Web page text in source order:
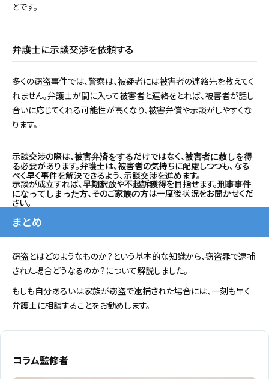
とです。
弁護士に示談交渉を依頼する
多くの窃盗事件では、警察は、被疑者には被害者の連絡先を教えてく
れません。弁護士が間に入って被害者と連絡をとれば、被害者が話し
合いに応じてくれる可能性が高くなり、被害弁償や示談がしやすくな
ります。
示談交渉の際は、被害弁済をするだけではなく、被害者に赦しを得
る必要があります。弁護士は、被害者の気持ちに配慮しつつも、なる
べく早く事件を解決できるよう、示談交渉を進めます。
示談が成立すれば、早期釈放や不起訴獲得を目指せます。刑事事件
になってしまった方、そのご家族の方は一度後状況をお聞かせくだ
さい。
まとめ
窃盗とはどのようなものか？という基本的な知識から、窃盗罪で逮捕
された場合どうなるのか？について解説しました。
もしも自分あるいは家族が窃盗で逮捕された場合には、一刻も早く
弁護士に相談することをお勧めします。
コラム監修者